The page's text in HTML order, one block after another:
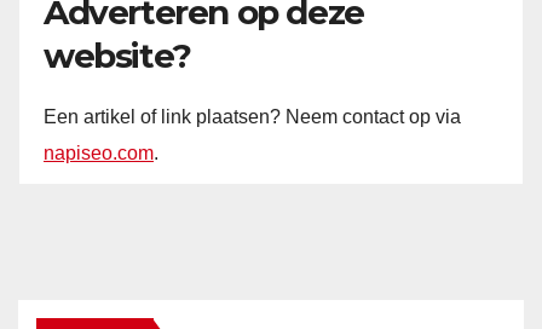
Adverteren op deze
website?
Een artikel of link plaatsen? Neem contact op via
napiseo.com.